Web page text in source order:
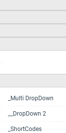
_Multi DropDown
__DropDown 2
_ShortCodes